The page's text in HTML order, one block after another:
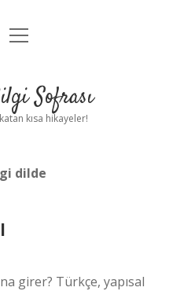
Anasayfa
Uyarı
menüyü
Sofrası
kısa hikayeler!
dilde
girer? Türkçe, yapısal